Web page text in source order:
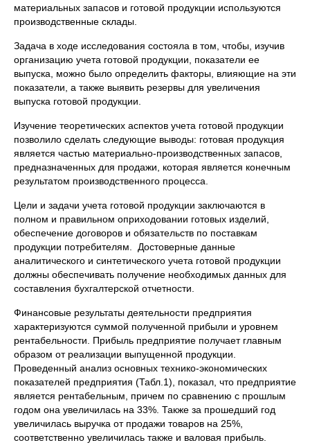
материальных запасов и готовой продукции используются
производственные склады.
Задача в ходе исследования состояла в том, чтобы, изучив
организацию учета готовой продукции, показатели ее
выпуска, можно было определить факторы, влияющие на эти
показатели, а также выявить резервы для увеличения
выпуска готовой продукции.
Изучение теоретических аспектов учета готовой продукции
позволило сделать следующие выводы: готовая продукция
является частью материально-производственных запасов,
предназначенных для продажи, которая является конечным
результатом производственного процесса.
Цели и задачи учета готовой продукции заключаются в
полном и правильном оприходовании готовых изделий,
обеспечение договоров и обязательств по поставкам
продукции потребителям. Достоверные данные
аналитического и синтетического учета готовой продукции
должны обеспечивать получение необходимых данных для
составления бухгалтерской отчетности.
Финансовые результаты деятельности предприятия
характеризуются суммой полученной прибыли и уровнем
рентабельности. Прибыль предприятие получает главным
образом от реализации выпущенной продукции.
Проведенный анализ основных технико-экономических
показателей предприятия (Табл.1), показал, что предприятие
является рентабельным, причем по сравнению с прошлым
годом она увеличилась на 33%. Также за прошедший год
увеличилась выручка от продажи товаров на 25%,
соответственно увеличилась также и валовая прибыль.